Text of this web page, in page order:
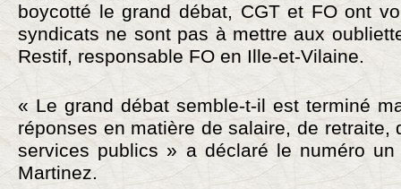
boycotté le grand débat, CGT et FO ont
syndicats ne sont pas à mettre aux
Restif, responsable FO en Ille-et-Vilaine.
« Le grand débat semble-t-il est terminé
réponses en matière de salaire, de retraite,
services publics » a déclaré le numéro
Martinez.